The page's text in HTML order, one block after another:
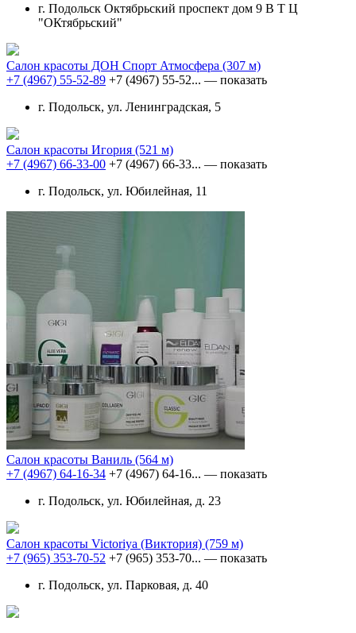
г. Подольск Октябрьский проспект дом 9 В Т Ц
"ОКтябрьский"
Салон красоты ДОН Спорт Атмосфера (307 м)
+7 (4967) 55-52-89 +7 (4967) 55-52... — показать
г. Подольск, ул. Ленинградская, 5
Салон красоты Игория (521 м)
+7 (4967) 66-33-00 +7 (4967) 66-33... — показать
г. Подольск, ул. Юбилейная, 11
Салон красоты Ваниль (564 м)
+7 (4967) 64-16-34 +7 (4967) 64-16... — показать
г. Подольск, ул. Юбилейная, д. 23
Салон красоты Victoriya (Виктория) (759 м)
+7 (965) 353-70-52 +7 (965) 353-70... — показать
г. Подольск, ул. Парковая, д. 40